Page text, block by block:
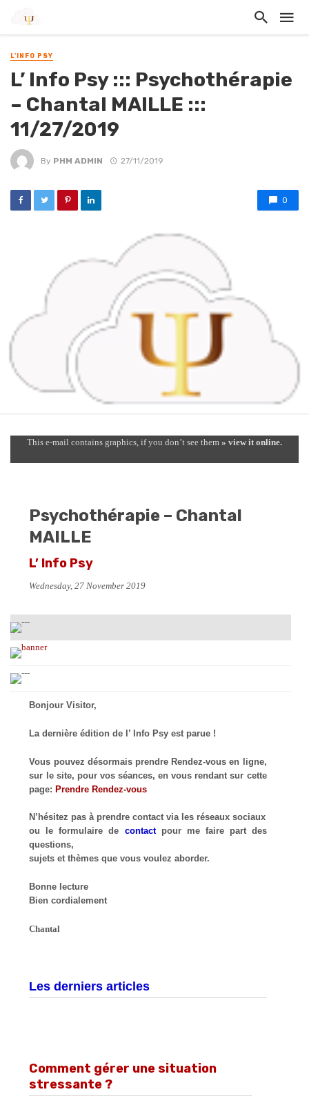
L'INFO PSY
L’ Info Psy ::: Psychothérapie
– Chantal MAILLE :::
11/27/2019
By PHM ADMIN 27/11/2019
0
This e-mail contains graphics, if you don’t see them » view it online.
Psychothérapie – Chantal
MAILLE
L’ Info Psy
Wednesday, 27 November 2019
Bonjour Visitor,
La dernière édition de l’ Info Psy est parue !
Vous pouvez désormais prendre Rendez-vous en ligne,
sur le site, pour vos séances, en vous rendant sur cette
page:Prendre Rendez-vous
N’hésitez pas à prendre contact via les réseaux sociaux
ou le formulaire de contact
pour me faire part des
questions,
sujets et thèmes que vous voulez aborder.
Bonne lecture
Bien cordialement
Chantal
Les derniers articles
Comment gérer une situation
stressante ?